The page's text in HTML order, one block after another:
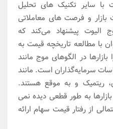
با سایر تکنیک های تحلیل
بازار و فرصت های معاملاتی
الیوت پیشنهاد می‌کند که
با مطالعه تاریخچه قیمت به
در الگوهای موج مانند
سرمایه‌گذاران است. مانند
ریتمیک و به موقع هستند.
به طور قطعی دیده نمی
از رفتار قیمت سهام ارائه